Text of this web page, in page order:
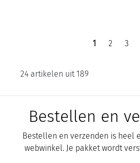
1 2 3
24 artikelen uit 189
Bestellen en
Bestellen en verzenden is heel
webwinkel. Je pakket wordt